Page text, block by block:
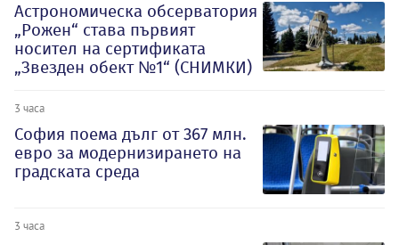
Астрономическа обсерватория
„Рожен“ става първият
носител на сертификата
„Звезден обект №1“ (СНИМКИ)
3 часа
София поема дълг от 367 млн.
евро за модернизирането на
градската среда
3 часа